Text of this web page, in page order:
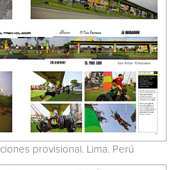
provisional. Lima. Perú